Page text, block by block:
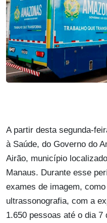
A partir desta segunda-
à Saúde, do Governo do
Airão, município
Manaus. Durante esse
exames de imagem,
ultrassonografia, com a
1.650 pessoas até o dia